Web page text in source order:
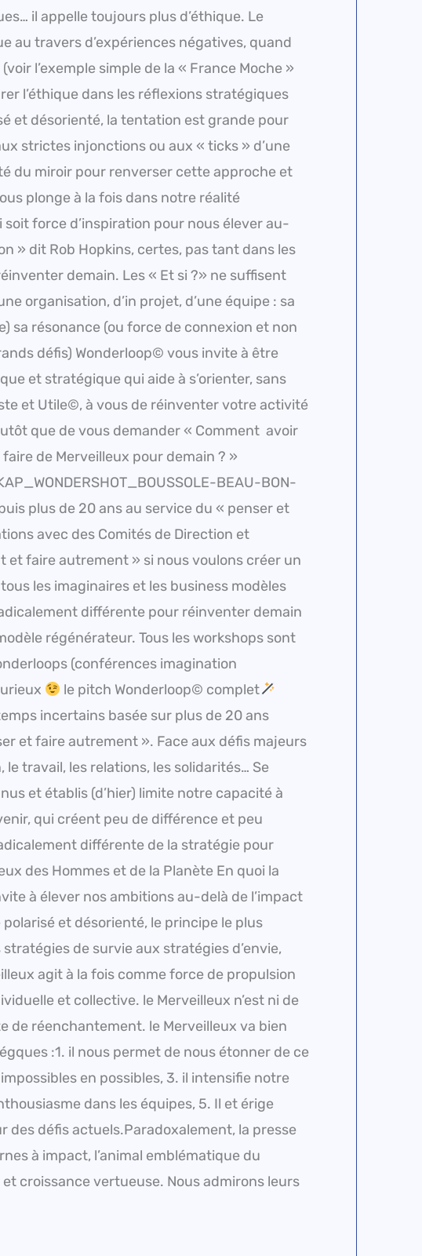
il appelle toujours plus d’éthique. Le
au travers d’expériences négatives, quand
l’exemple simple de la « France Moche »
l’éthique dans les réflexions stratégiques
et désorienté, la tentation est grande pour
strictes injonctions ou aux « ticks » d’une
du miroir pour renverser cette approche et
plonge à la fois dans notre réalité
force d’inspiration pour nous élever au-
» dit Rob Hopkins, certes, pas tant dans les
demain. Les « Et si ?» ne suffisent
organisation, d’in projet, d’une équipe : sa
sa résonance (ou force de connexion et non
défis) Wonderloop© vous invite à être
et stratégique qui aide à s’orienter, sans
et Utile©, à vous de réinventer votre activité
que de vous demander « Comment avoir
de Merveilleux pour demain ? »
BEAU-BON-
plus de 20 ans au service du « penser et
avec des Comités de Direction et
faire autrement » si nous voulons créer un
les imaginaires et les business modèles
différente pour réinventer demain
régénérateur. Tous les workshops sont
(conférences imagination
le pitch Wonderloop© complet
incertains basée sur plus de 20 ans
et faire autrement ». Face aux défis majeurs
travail, les relations, les solidarités… Se
et établis (d’hier) limite notre capacité à
qui créent peu de différence et peu
différente de la stratégie pour
des Hommes et de la Planète En quoi la
à élever nos ambitions au-delà de l’impact
et désorienté, le principe le plus
de survie aux stratégies d’envie,
agit à la fois comme force de propulsion
et collective. le Merveilleux n’est ni de
de réenchantement. le Merveilleux va bien
:1. il nous permet de nous étonner de ce
en possibles, 3. il intensifie notre
dans les équipes, 5. Il et érige
des défis actuels.Paradoxalement, la presse
à impact, l’animal emblématique du
croissance vertueuse. Nous admirons leurs